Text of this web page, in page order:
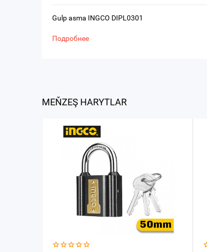
Gulp asma INGCO DIPL0301
Подробнее
MEŇZEŞ HARYTLAR